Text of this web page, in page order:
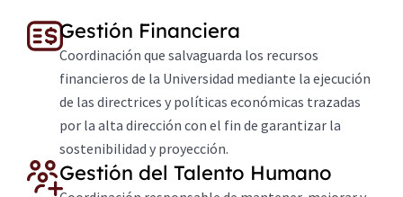
Gestión Financiera
Coordinación que salvaguarda los recursos
financieros de la Universidad mediante la ejecución
de las directrices y políticas económicas trazadas
por la alta dirección con el fin de garantizar la
sostenibilidad y proyección.
Gestión del Talento Humano